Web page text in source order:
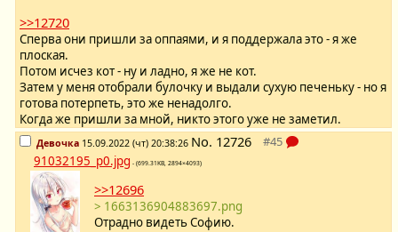
>>12720
Сперва они пришли за оппаями, и я поддержала это - я же
плоская.
Потом исчез кот - ну и ладно, я же не кот.
Затем у меня отобрали булочку и выдали сухую печеньку - но я
готова потерпеть, это же ненадолго.
Когда же пришли за мной, никто этого уже не заметил.
Девочка 15.09.2022 (чт) 20:38:26 No. 12726
91032195_p0.jpg - (699.31KB, 2894×4093)
>>12696
> 1663136904883697.png
Отрадно видеть Софию.